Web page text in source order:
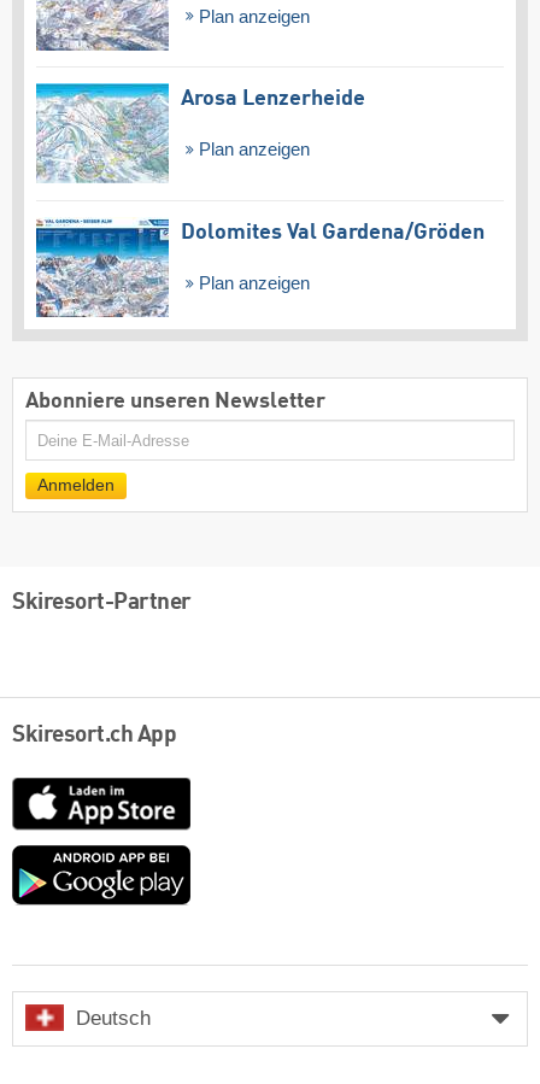
Plan anzeigen
Arosa Lenzerheide
Plan anzeigen
Dolomites Val Gardena/​Gröden
Plan anzeigen
Abonniere unseren Newsletter
E-
Anmelden
Skiresort-Partner
Skiresort.ch App
App
Store
Google
Deutsch